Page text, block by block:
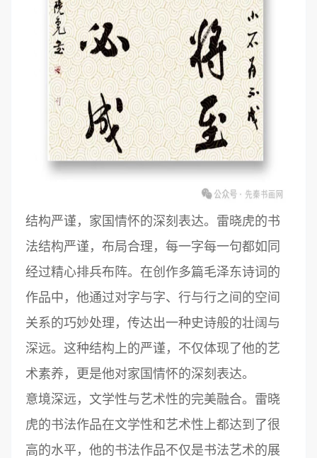
结构严谨，家国情怀的深刻表达。雷晓虎的书
法结构严谨，布局合理，每一字每一句都如同
经过精心排兵布阵。在创作多篇毛泽东诗词的
作品中，他通过对字与字、行与行之间的空间
关系的巧妙处理，传达出一种史诗般的壮阔与
深远。这种结构上的严谨，不仅体现了他的艺
术素养，更是他对家国情怀的深刻表达。
意境深远，文学性与艺术性的完美融合。雷晓
虎的书法作品在文学性和艺术性上都达到了很
高的水平，他的书法作品不仅是书法艺术的展